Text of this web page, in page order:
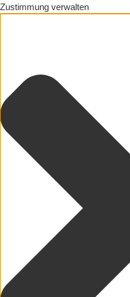
Zustimmung verwalten